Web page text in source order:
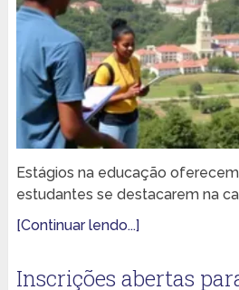
Estágios na educação
estudantes se destacarem na
[Continuar lendo...]
Inscrições abertas